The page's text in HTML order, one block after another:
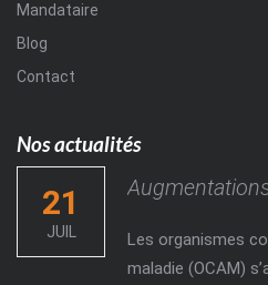
Mandataire
Blog
Contact
Nos actualités
21
JUIL
Les organismes
maladie (OCAM)